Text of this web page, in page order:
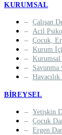
KURUMSAL
Çalışan
Acil
Çocuk,
Kurum
Kurumsal
BIREYSEL
Yetişkin
Çocuk
Ergen